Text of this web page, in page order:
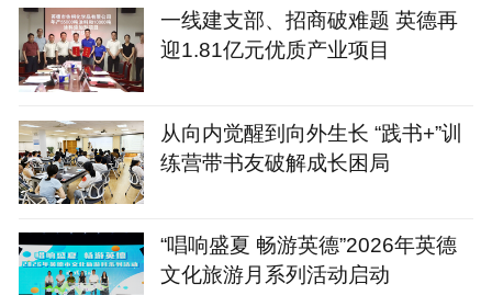
一线建支部、招商破难题 英德再
迎1.81亿元优质产业项目
从向内觉醒到向外生长 “践书+”训
练营带书友破解成长困局
“唱响盛夏 畅游英德”2026年英德
文化旅游月系列活动启动